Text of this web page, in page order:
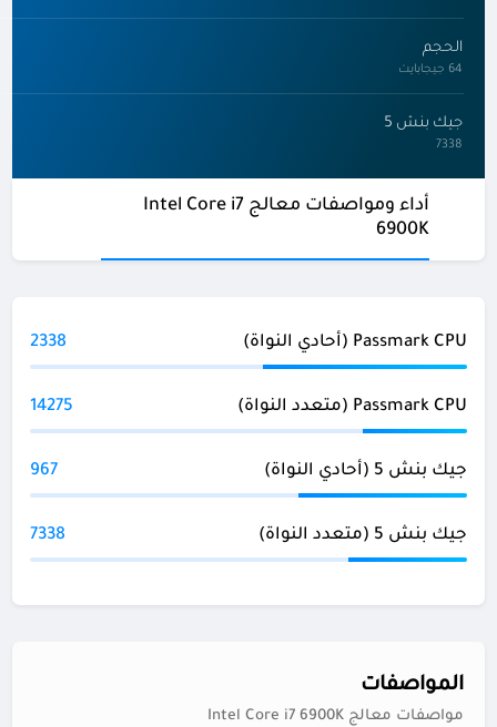
الحجم
64 جيجابايت
جيك بنش 5
7338
أداء ومواصفات معالج Intel Core i7
6900K
Passmark CPU (أحادي النواة) 2338
Passmark CPU (متعدد النواة) 14275
جيك بنش 5 (أحادي النواة) 967
جيك بنش 5 (متعدد النواة) 7338
المواصفات
مواصفات معالج Intel Core i7 6900K